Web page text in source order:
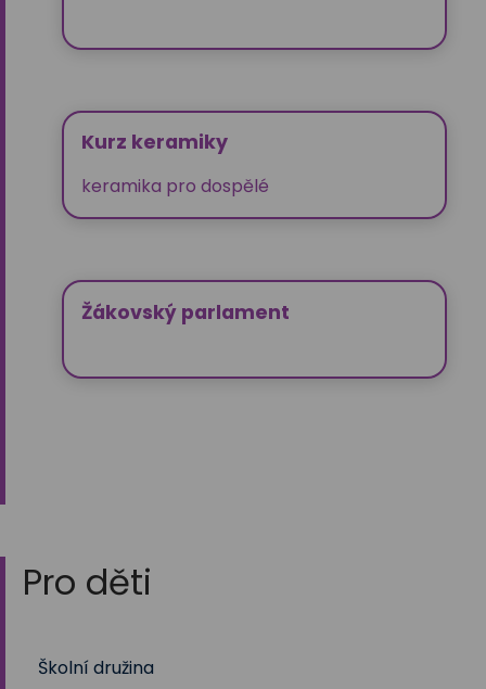
Kurz keramiky
keramika pro dospělé
Žákovský parlament
Pro děti
Školní družina